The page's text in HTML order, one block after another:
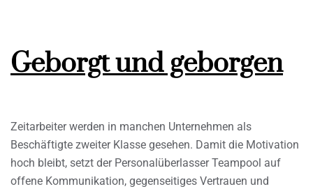
Geborgt und geborgen
Zeitarbeiter werden in manchen Unternehmen als
Beschäftigte zweiter Klasse gesehen. Damit die Motivation
hoch bleibt, setzt der Personalüberlasser Teampool auf
offene Kommunikation, gegenseitiges Vertrauen und